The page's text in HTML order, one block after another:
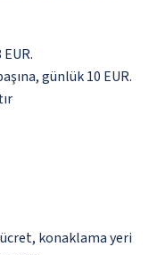
günlük 10 EUR.
konaklama yeri